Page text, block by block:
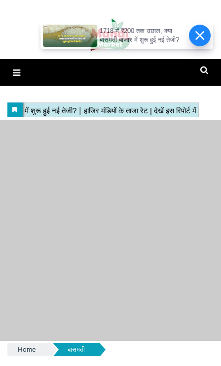
Home बासमती
1718 में ₹200 तक उछाल, क्या
बासमती बाजार में शुरू हुई नई तेजी?